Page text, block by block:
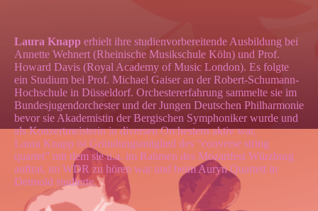
Laura Knapp erhielt ihre studienvorbereitende Ausbildung bei
Annette Wehnert (Rheinische Musikschule Köln) und Prof.
Howard Davis (Royal Academy of Music London). Es folgte
ein Studium bei Prof. Michael Gaiser an der Robert-Schumann-
Hochschule in Düsseldorf. Orchestererfahrung sammelte sie im
Bundesjugendorchester und der Jungen Deutschen Philharmonie
bevor sie Akademistin der Bergischen Symphoniker wurde und
als Konzertmeisterin in diversen Orchestern aktiv war.
Laura Knapp ist Gründungsmitglied des “converse string
quartet” mit dem sie u.a. im Rahmen des Mozartfest Würzburg
auftrat, im WDR zu hören war und beim Auryn Quartett in
Detmold studierte.